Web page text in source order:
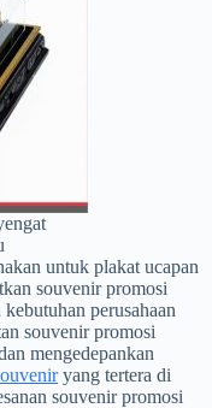
untuk plakat ucapan
souvenir promosi
perusahaan
souvenir promosi
mengedepankan
yang tertera di
souvenir promosi